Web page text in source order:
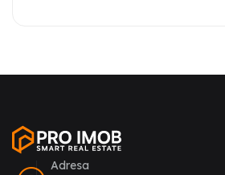
Adresa